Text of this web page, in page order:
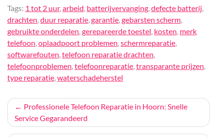
Tags: 1 tot 2 uur,arbeid, batterijvervanging,defecte batterij,
drachten,duur reparatie,garantie,gebarsten scherm,
gebruikte onderdelen,gerepareerde toestel, kosten, merk
telefoon,oplaadpoort problemen,schermreparatie,
softwarefouten,telefoon reparatie drachten,
telefoonproblemen,telefoonreparatie,transparante prijzen,
type reparatie,waterschadeherstel
Bericht
navigatie
Professionele Telefoon Reparatie in Hoorn: Snelle
Service Gegarandeerd